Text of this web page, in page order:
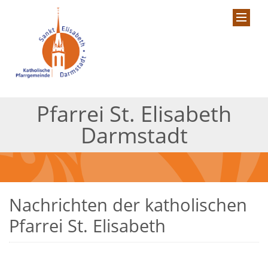
Pfarrei St. Elisabeth
Darmstadt
Nachrichten der katholischen
Pfarrei St. Elisabeth